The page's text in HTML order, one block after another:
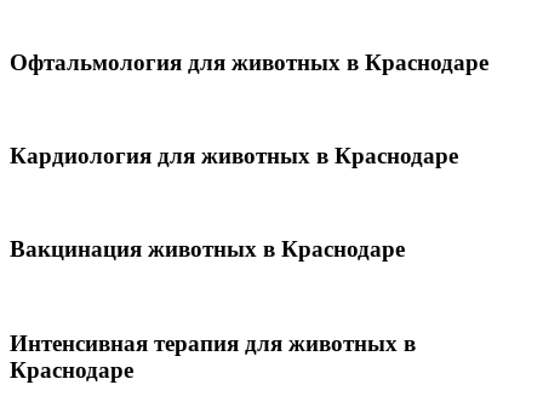
Офтальмология для животных в Краснодаре
Кардиология для животных в Краснодаре
Вакцинация животных в Краснодаре
Интенсивная терапия для животных в
Краснодаре